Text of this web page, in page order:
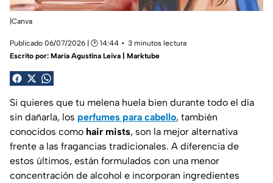
|Canva
Publicado 06/07/2026 | 🕑 14:44
3 minutos lectura
Escrito por: María Agustina Leiva | Marktube
Si quieres que tu melena huela bien durante todo el día
sin dañarla, los perfumes para cabello, también
conocidos como hair mists, son la mejor alternativa
frente a las fragancias tradicionales. A diferencia de
estos últimos, están formulados con una menor
concentración de alcohol e incorporan ingredientes